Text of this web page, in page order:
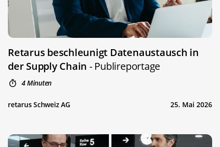
Retarus beschleunigt Datenaustausch in
der Supply Chain - Publireportage
4 Minuten
retarus Schweiz AG 25. Mai 2026